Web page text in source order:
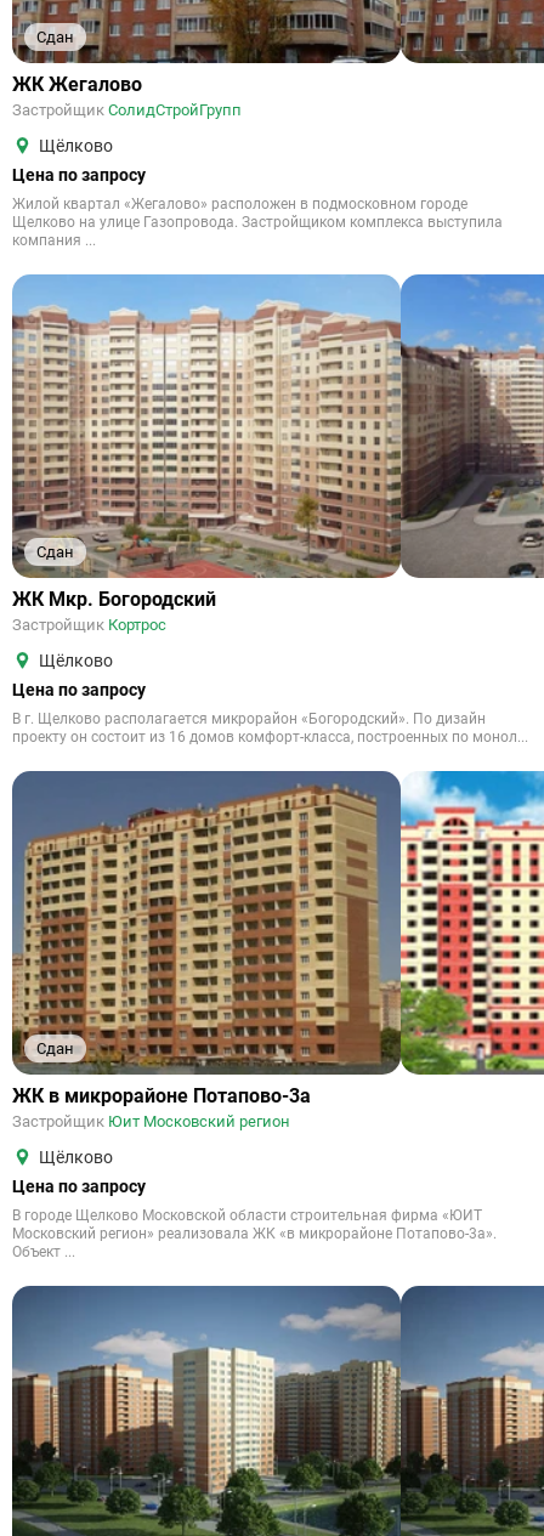
Сдан
ЖК Жегалово
Застройщик СолидСтройГрупп
Щёлково
Цена по запросу
Жилой квартал «Жегалово» расположен в подмосковном городе
Щелково на улице Газопровода. Застройщиком комплекса выступила
компания ...
Сдан
ЖК Мкр. Богородский
Застройщик Кортрос
Щёлково
Цена по запросу
В г. Щелково располагается микрорайон «Богородский». По дизайн
проекту он состоит из 16 домов комфорт-класса, построенных по монол...
Сдан
ЖК в микрорайоне Потапово-3а
Застройщик Юит Московский регион
Щёлково
Цена по запросу
В городе Щелково Московской области строительная фирма «ЮИТ
Московский регион» реализовала ЖК «в микрорайоне Потапово-3а».
Объект ...